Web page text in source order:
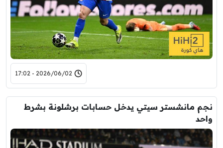
2026/06/02 - 17:02
نجم مانشستر سيتي يدخل حسابات برشلونة بشرط
واحد